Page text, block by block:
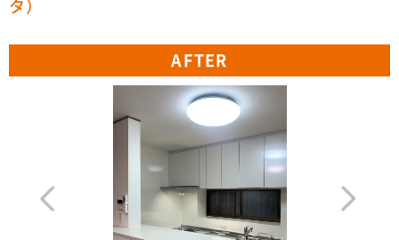
タ）
AFTER